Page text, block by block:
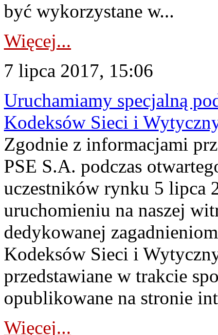
być wykorzystane w...
Więcej...
7 lipca 2017, 15:06
Uruchamiamy specjalną
Kodeksów Sieci i
Zgodnie z informacjami
PSE S.A. podczas
uczestników rynku 5 lipca
uruchomieniu na naszej
dedykowanej
Kodeksów Sieci i
przedstawiane w trakcie
opublikowane na stronie
Więcej...